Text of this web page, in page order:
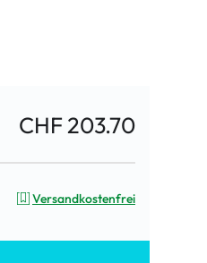
CHF 203.70
Versandkostenfrei